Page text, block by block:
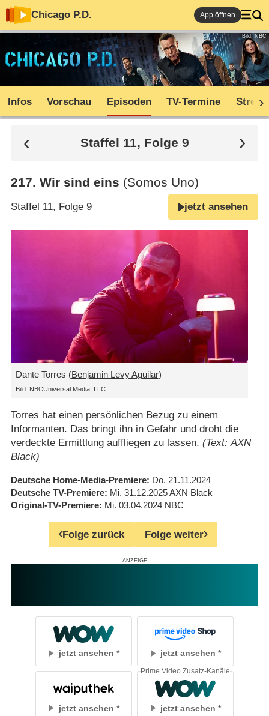
Chicago P.D. App öffnen
Bild: NBC
Infos Vorschau Episoden TV-Termine
Staffel 11, Folge 9
217. Wir sind eins (Somos Uno)
Staffel 11, Folge 9 jetzt ansehen
Dante Torres (Benjamin Levy Aguilar)
Bild: NBCUniversal Media, LLC
Torres hat einen persönlichen Bezug zu einem
Informanten. Das bringt ihn in Gefahr und droht die
verdeckte Ermittlung auffliegen zu lassen. (Text: AXN
Black)
Deutsche Home-Media-Premiere Do. 21.11.2024
Deutsche TV-Premiere Mi. 31.12.2025AXN Black
Original-TV-Premiere Mi. 03.04.2024 NBC
Folge zurück Folge weiter
jetzt ansehen jetzt ansehen
jetzt ansehen jetzt ansehen
Prime Video Zusatz-Kanäle